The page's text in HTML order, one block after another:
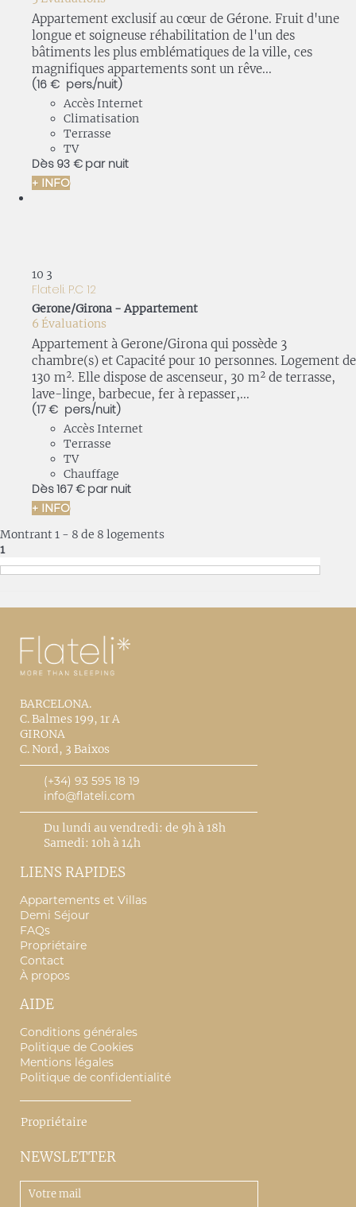
Appartement exclusif au cœur de Gérone. Fruit d'une
longue et soigneuse réhabilitation de l'un des
bâtiments les plus emblématiques de la ville, ces
magnifiques appartements sont un rêve...
(16 € pers./nuit)
Accès Internet
Climatisation
Terrasse
TV
Dès 93 € par nuit
+ INFO
10 3
Flateli. P.C 12
Gerone/Girona -Appartement
6 Évaluations
Appartement à Gerone/Girona qui possède 3
chambre(s) et Capacité pour 10 personnes. Logement de
130 m². Elle dispose de ascenseur, 30 m² de terrasse,
lave-linge, barbecue, fer à repasser,...
(17 € pers./nuit)
Accès Internet
Terrasse
TV
Chauffage
Dès167 € par nuit
+ INFO
Montrant 1 - 8 de 8 logements
1
BARCELONA.
C. Balmes 199, 1r A
GIRONA
C. Nord, 3 Baixos
(+34) 93 595 18 19
info@flateli.com
Du lundi au vendredi: de 9h à 18h
Samedi: 10h à 14h
LIENS RAPIDES
Appartements et Villas
Demi Séjour
FAQs
Propriétaire
Contact
À propos
AIDE
Conditions générales
Politique de Cookies
Mentions légales
Politique de confidentialité
Propriétaire
NEWSLETTER